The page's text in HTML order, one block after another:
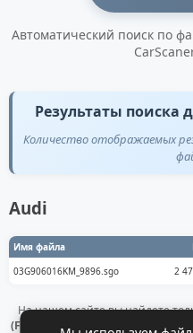
Автоматический поиск по
Результаты поиска
Количество отображаемых
Audi
Имя файла
03G906016KM_9896.sgo
2
На нашем сайте вы найдете
(Flashdaten)
. Все файлы